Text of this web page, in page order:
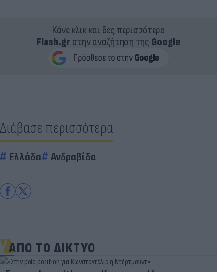
Κάνε κλικ και δες περισσότερο
Flash.grστην αναζήτηση της Google
Διάβασε περισσότερα
Ελλάδα Ανδραβίδα
ΑΠΟ ΤΟ ΔΙΚΤΥΟ